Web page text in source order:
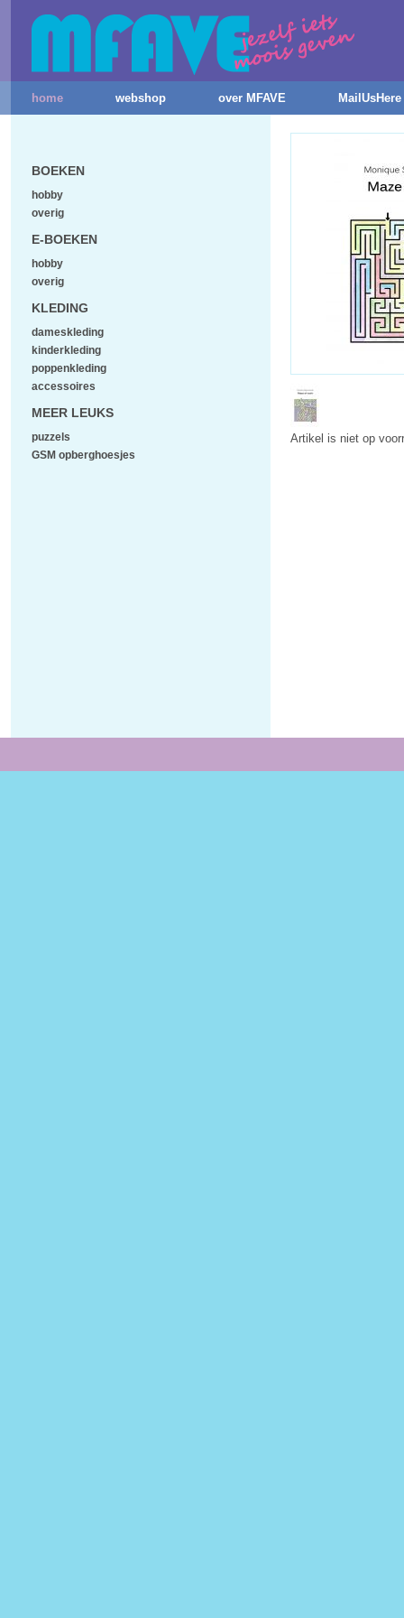
home webshop over MFAVE MailUsHere
Artikel is niet op
BOEKEN
hobby
overig
E-BOEKEN
hobby
overig
KLEDING
dameskleding
kinderkleding
poppenkleding
accessoires
MEER LEUKS
puzzels
GSM opberghoesjes